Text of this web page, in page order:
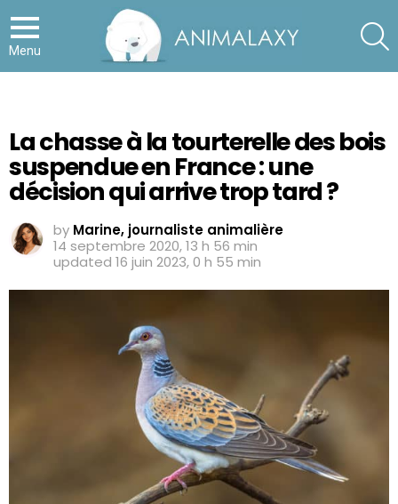
Menu
La chasse à la tourterelle des bois
suspendue en France : une
décision qui arrive trop tard ?
by Marine, journaliste animalière
14 septembre 2020, 13 h 56 min
updated 16 juin 2023, 0 h 55 min